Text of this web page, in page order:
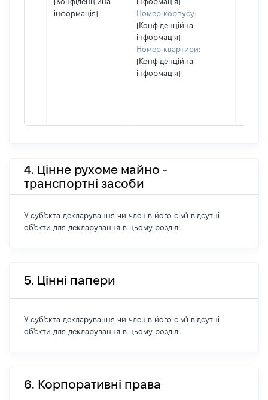
інформація]
Номер корпусу:
[Конфіденційна
інформація]
Номер квартири:
[Конфіденційна
інформація]
4. Цінне рухоме майно -
транспортні засоби
У суб'єкта декларування чи членів його сім'ї відсутні
об'єкти для декларування в цьому розділі.
5. Цінні папери
У суб'єкта декларування чи членів його сім'ї відсутні
об'єкти для декларування в цьому розділі.
6. Корпоративні права